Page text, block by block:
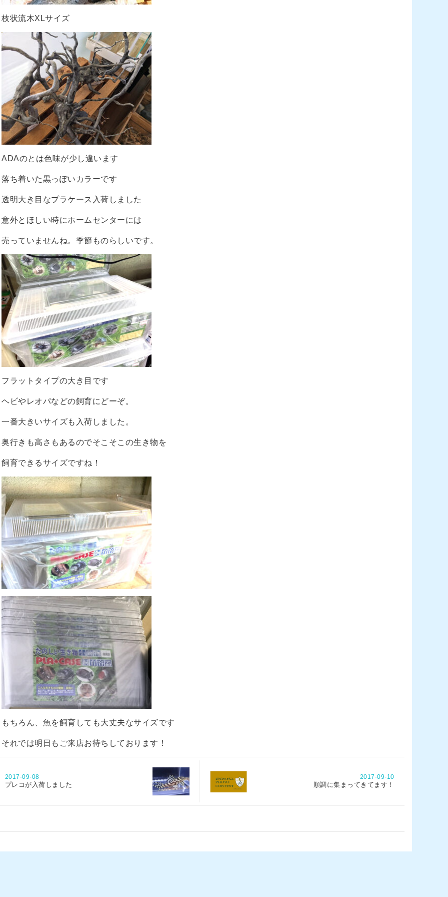
枝状流木XLサイズ
ADAのとは色味が少し違います
落ち着いた黒っぽいカラーです
透明大き目なプラケース入荷しました
意外とほしい時にホームセンターには
売っていませんね。季節ものらしいです。
フラットタイプの大き目です
ヘビやレオパなどの飼育にどーぞ。
一番大きいサイズも入荷しました。
奥行きも高さもあるのでそこそこの生き物を
飼育できるサイズですね！
もちろん、魚を飼育しても大丈夫なサイズです
それでは明日もご来店お待ちしております！
2017-09-08
プレコが入荷しました
2017-09-10
順調に集まってきてます！